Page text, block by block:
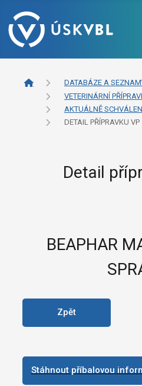
DATABÁZE A
VETERINÁRNÍ
AKTUÁLNĚ
DETAIL PŘÍPRAVKU VP
Detail
BEAPHAR
Zpět
Stáhnout příbalovou